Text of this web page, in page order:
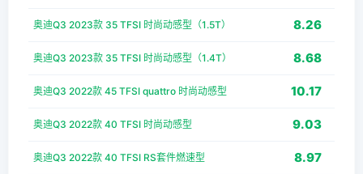
奥迪Q3 2023款 35 TFSI 时尚动感型（1.5T） 8.26
奥迪Q3 2023款 35 TFSI 时尚动感型（1.4T） 8.68
奥迪Q3 2022款 45 TFSI quattro 时尚动感型 10.17
奥迪Q3 2022款 40 TFSI 时尚动感型 9.03
奥迪Q3 2022款 40 TFSI RS套件燃速型 8.97